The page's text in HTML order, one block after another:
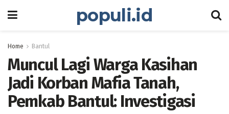
populi.id
Home Bantul
Muncul Lagi Warga Kasihan
Jadi Korban Mafia Tanah,
Pemkab Bantul: Investigasi